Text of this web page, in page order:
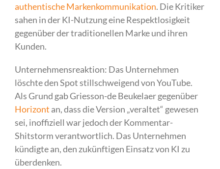
authentische Markenkommunikation. Die Kritiker
sahen in der KI-Nutzung eine Respektlosigkeit
gegenüber der traditionellen Marke und ihren
Kunden.
Unternehmensreaktion: Das Unternehmen
löschte den Spot stillschweigend von YouTube.
Als Grund gab Griesson-de Beukelaer gegenüber
Horizont an, dass die Version „veraltet“ gewesen
sei, inoffiziell war jedoch der Kommentar-
Shitstorm verantwortlich. Das Unternehmen
kündigte an, den zukünftigen Einsatz von KI zu
überdenken.